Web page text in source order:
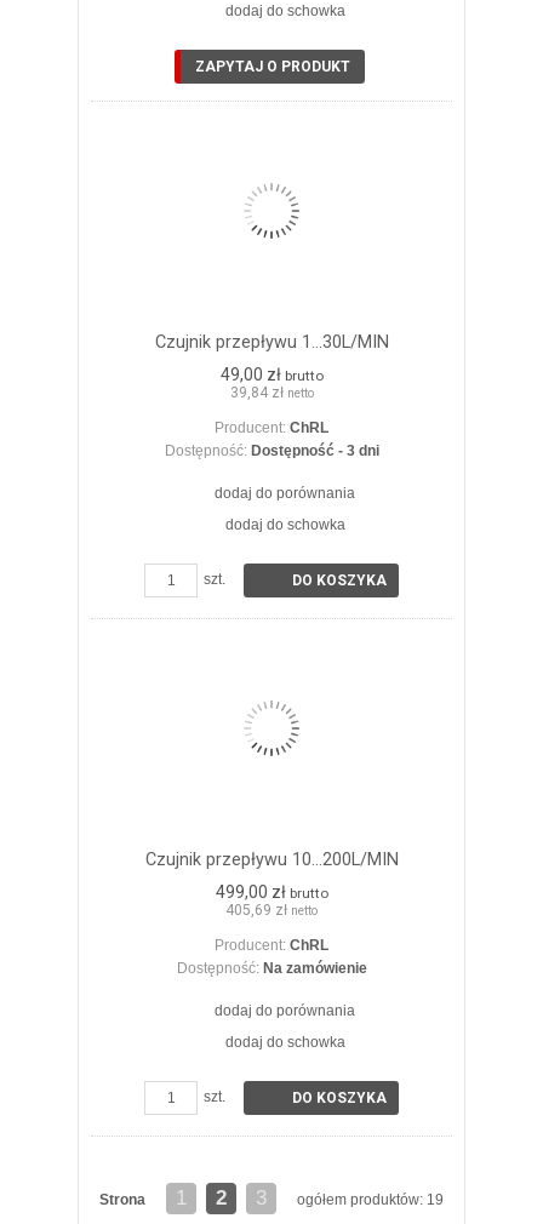
dodaj do schowka
ZAPYTAJ O PRODUKT
Czujnik przepływu 1...30L/MIN
49,00 zł brutto
39,84 zł netto
Producent: ChRL
Dostępność: Dostępność - 3 dni
dodaj do porównania
dodaj do schowka
szt. DO KOSZYKA
Czujnik przepływu 10...200L/MIN
499,00 zł brutto
405,69 zł netto
Producent: ChRL
Dostępność: Na zamówienie
dodaj do porównania
dodaj do schowka
szt. DO KOSZYKA
Strona 1 2 3 ogółem produktów: 19